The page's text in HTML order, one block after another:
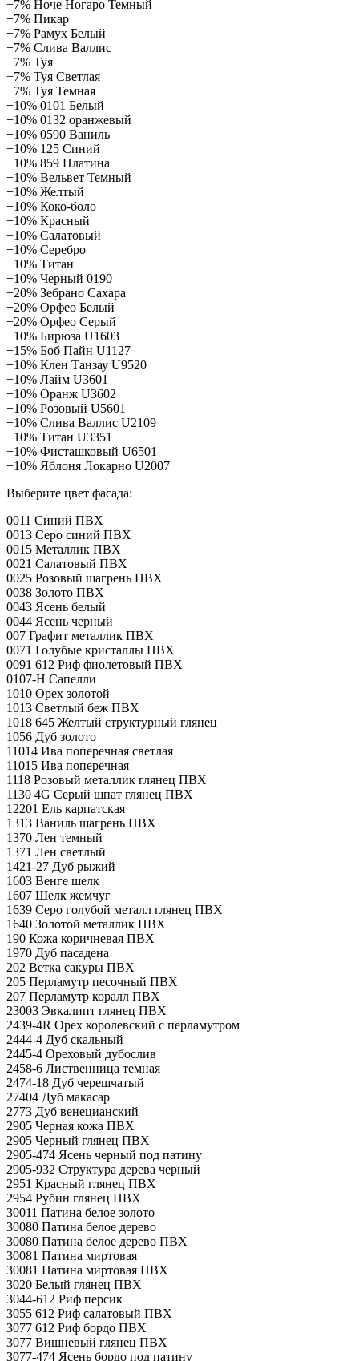
+7% Ноче Ногаро Темный
+7% Пикар
+7% Рамух Белый
+7% Слива Валлис
+7% Туя
+7% Туя Светлая
+7% Туя Темная
+10% 0101 Белый
+10% 0132 оранжевый
+10% 0590 Ваниль
+10% 125 Синий
+10% 859 Платина
+10% Вельвет Темный
+10% Желтый
+10% Коко-боло
+10% Красный
+10% Салатовый
+10% Серебро
+10% Титан
+10% Черный 0190
+20% Зебрано Сахара
+20% Орфео Белый
+20% Орфео Серый
+10% Бирюза U1603
+15% Боб Пайн U1127
+10% Клен Танзау U9520
+10% Лайм U3601
+10% Оранж U3602
+10% Розовый U5601
+10% Слива Валлис U2109
+10% Титан U3351
+10% Фисташковый U6501
+10% Яблоня Локарно U2007
Выберите цвет фасада:
0011 Синий ПВХ
0013 Серо синий ПВХ
0015 Металлик ПВХ
0021 Салатовый ПВХ
0025 Розовый шагрень ПВХ
0038 Золото ПВХ
0043 Ясень белый
0044 Ясень черный
007 Графит металлик ПВХ
0071 Голубые кристаллы ПВХ
0091 612 Риф фиолетовый ПВХ
0107-H Сапелли
1010 Орех золотой
1013 Светлый беж ПВХ
1018 645 Желтый структурный глянец
1056 Дуб золото
11014 Ива поперечная светлая
11015 Ива поперечная
1118 Розовый металлик глянец ПВХ
1130 4G Серый шпат глянец ПВХ
12201 Ель карпатская
1313 Ваниль шагрень ПВХ
1370 Лен темный
1371 Лен светлый
1421-27 Дуб рыжий
1603 Венге шелк
1607 Шелк жемчуг
1639 Серо голубой металл глянец ПВХ
1640 Золотой металлик ПВХ
190 Кожа коричневая ПВХ
1970 Дуб пасадена
202 Ветка сакуры ПВХ
205 Перламутр песочный ПВХ
207 Перламутр коралл ПВХ
23003 Эвкалипт глянец ПВХ
2439-4R Орех королевский с перламутром
2444-4 Дуб скальный
2445-4 Ореховый дубослив
2458-6 Лиственница темная
2474-18 Дуб черешчатый
27404 Дуб макасар
2773 Дуб венецианский
2905 Черная кожа ПВХ
2905 Черный глянец ПВХ
2905-474 Ясень черный под патину
2905-932 Структура дерева черный
2951 Красный глянец ПВХ
2954 Рубин глянец ПВХ
30011 Патина белое золото
30080 Патина белое дерево
30080 Патина белое дерево ПВХ
30081 Патина миртовая
30081 Патина миртовая ПВХ
3020 Белый глянец ПВХ
3044-612 Риф персик
3055 612 Риф салатовый ПВХ
3077 612 Риф бордо ПВХ
3077 Вишневый глянец ПВХ
3077-474 Ясень бордо под патину